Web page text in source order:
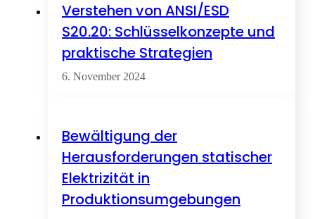
Verstehen von ANSI/ESD
S20.20: Schlüsselkonzepte und
praktische Strategien
6. November 2024
Bewältigung der
Herausforderungen statischer
Elektrizität in
Produktionsumgebungen